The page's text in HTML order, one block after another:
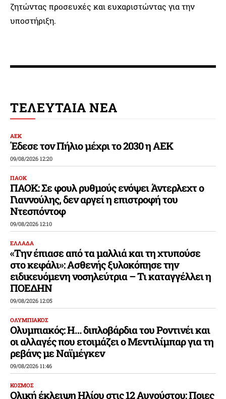
ζητώντας προσευχές και ευχαριστώντας για την
υποστήριξη.
ΤΕΛΕΥΤΑΙΑ ΝΕΑ
ΑΕΚ
Έδεσε τον Πήλιο μέχρι το 2030 η ΑΕΚ
09/08/2026 12:20
ΠΑΟΚ
ΠΑΟΚ: Σε φουλ ρυθμούς ενόψει Άντερλεχτ ο
Γιαννούλης, δεν αργεί η επιστροφή του
Ντεσπόντοφ
09/08/2026 12:10
ΕΛΛΑΔΑ
«Την έπιασε από τα μαλλιά και τη χτυπούσε
στο κεφάλι»: Ασθενής ξυλοκόπησε την
ειδικευόμενη νοσηλεύτρια – Τι καταγγέλλει η
ΠΟΕΔΗΝ
09/08/2026 12:05
ΟΛΥΜΠΙΑΚΟΣ
Ολυμπιακός: Η… διπλοβάρδια του Ροντινέι και
οι αλλαγές που ετοιμάζει ο Μεντιλίμπαρ για τη
ρεβάνς με Ναϊμέγκεν
09/08/2026 11:46
ΚΟΣΜΟΣ
Ολική έκλειψη Ηλίου στις 12 Αυγούστου: Ποιες